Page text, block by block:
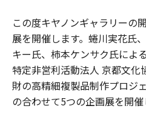
この度キヤノンギャラリーの
展を開催します。蜷川実花氏
キー氏、柿本ケンサク氏によ
特定非営利活動法人 京都文化
財の高精細複製品制作プロジ
の合わせて5つの企画展を開催